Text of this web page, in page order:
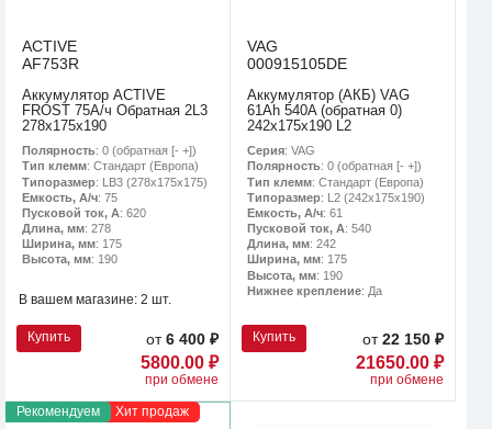
ACTIVE
AF753R
Аккумулятор ACTIVE
FROST 75А/ч Обратная 2L3
278х175х190
Полярность: 0 (обратная [- +])
Тип клемм: Стандарт (Европа)
Типоразмер: LB3 (278х175х175)
Емкость, А/ч: 75
Пусковой ток, А: 620
Длина, мм: 278
Ширина, мм: 175
Высота, мм: 190
В вашем магазине: 2 шт.
Купить от6 400 ₽
5800.00 ₽
при обмене
VAG
000915105DE
Аккумулятор (АКБ) VAG
61Ah 540A (обратная 0)
242x175x190 L2
Серия: VAG
Полярность: 0 (обратная [- +])
Тип клемм: Стандарт (Европа)
Типоразмер: L2 (242х175х190)
Емкость, А/ч: 61
Пусковой ток, А: 540
Длина, мм: 242
Ширина, мм: 175
Высота, мм: 190
Нижнее крепление: Да
Купить от22 150 ₽
21650.00 ₽
при обмене
Рекомендуем Хит продаж